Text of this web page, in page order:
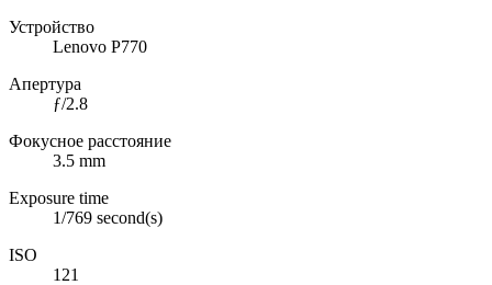
Устройство
Lenovo P770
Апертура
ƒ/2.8
Фокусное расстояние
3.5 mm
Exposure time
1/769 second(s)
ISO
121